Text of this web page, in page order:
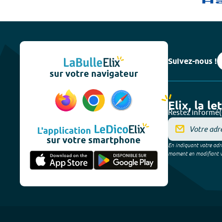
sur votre navigateur
L'application
sur votre smartphone
Suivez-nous !
Elix, la
Restez
En indiquant votre
moment en modifiant